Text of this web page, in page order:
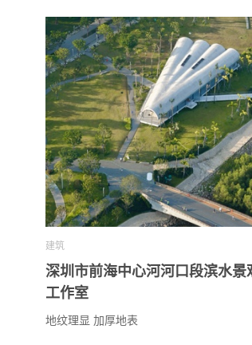
建筑
深圳市前海中心河河口段滨水景
工作室
地纹理显 加厚地表